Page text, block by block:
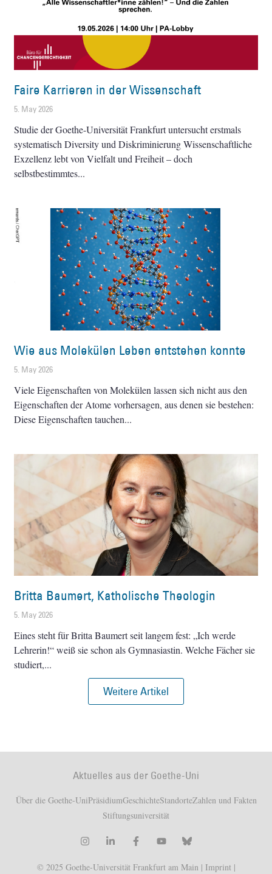
Faire Karrieren in der Wissenschaft
5. May 2026
Studie der Goethe-Universität Frankfurt untersucht erstmals
systematisch Diversity und Diskriminierung Wissenschaftliche
Exzellenz lebt von Vielfalt und Freiheit – doch
selbstbestimmtes
Wie aus Molekülen Leben entstehen konnte
5. May 2026
Viele Eigenschaften von Molekülen lassen sich nicht aus den
Eigenschaften der Atome vorhersagen, aus denen sie bestehen:
Diese Eigenschaften tauchen
Britta Baumert, Katholische Theologin
5. May 2026
Eines steht für Britta Baumert seit langem fest: „Ich werde
Lehrerin!“ weiß sie schon als Gymnasiastin. Welche Fächer sie
studiert,
Weitere Artikel
Aktuelles aus der Goethe-Uni
Über die Goethe-UniPräsidiumGeschichteStandorteZahlen und Fakten
Stiftungsuniversität
© 2025 Goethe-Universität Frankfurt am Main | Imprint |